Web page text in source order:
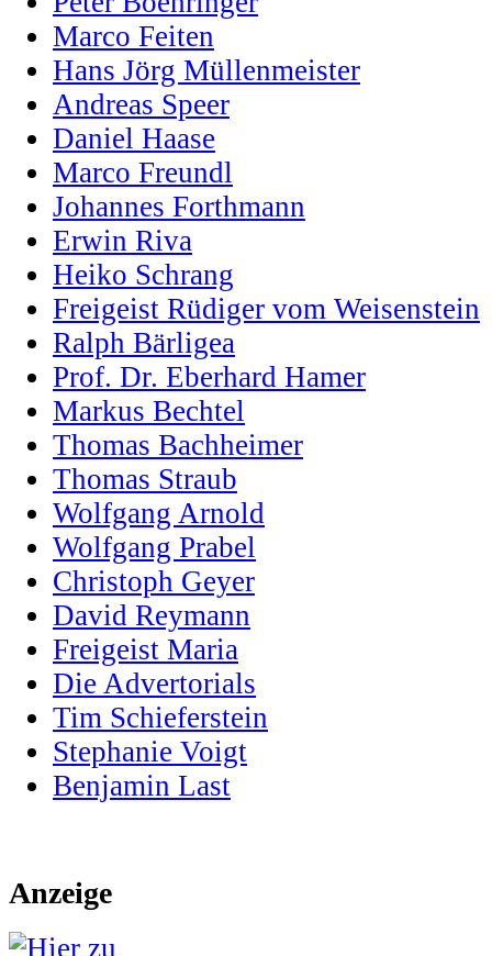
Marco Feiten
Hans Jörg Müllenmeister
Andreas Speer
Daniel Haase
Marco Freundl
Johannes Forthmann
Erwin Riva
Heiko Schrang
Freigeist Rüdiger vom Weisenstein
Ralph Bärligea
Prof. Dr. Eberhard Hamer
Markus Bechtel
Thomas Bachheimer
Thomas Straub
Wolfgang Arnold
Wolfgang Prabel
Christoph Geyer
David Reymann
Freigeist Maria
Die Advertorials
Tim Schieferstein
Stephanie Voigt
Benjamin Last
Anzeige